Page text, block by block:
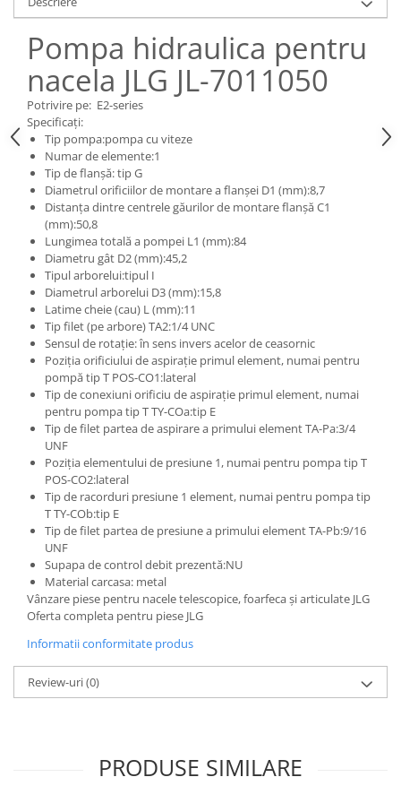
Fulie
Turbosuflanta
Diverse piese motor
Furtune si conducte
Injectoare
Chiuloasa
Vibrochen - ax came - arbore cotit
Camasa piston
Segmenti motor
Termoflot
Cablu acceleratie
Senzori de presiune ulei
Vaporizatoare
Radiatoare AC
Piese frana
Discuri de frana
Etrieri
Placute de frana
Pompa de frana - cilindru de frana
Frana utilaje
Supapa franare
Kit reparatii
Cabluri frana
Rezervor lichid de frana
Lichid de frana
Antigel frane
Piese fara categorie
Sepci
Garnituri utilaje
Piese Nifty Lift
Piese Grove
Piese motor Perkins
Piese Deutz Fahr
Piese Atlas Copco
Piese Hitachi
Piese Vermeer
Piese Gehl
Piese Socage
Piese Kaeser
Piese Wacker Neuson
Piese David Brown
Piese Mc Cormick
Piese Lamborghini
Piese Same
Piese Renault
Piese Hurlimann
Piese Zetor
Piese Weidemann
Piese Ausa
Piese Sennebogen
Piese Still
Piese Timberjack
Piese Valmet Valtra
Piese Zeppelin
Pompa hidraulica pentru
nacela JLG JL-7011050
Potrivire pe: E2-series
Specificați:
Tip pompa:pompa cu viteze
Numar de elemente:1
Tip de flanșă: tip G
Diametrul orificiilor de montare a flanșei D1 (mm):8,7
Distanța dintre centrele găurilor de montare flanșă C1
(mm):50,8
Lungimea totală a pompei L1 (mm):84
Diametru gât D2 (mm):45,2
Tipul arborelui:tipul I
Diametrul arborelui D3 (mm):15,8
Latime cheie (cau) L (mm):11
Tip filet (pe arbore) TA2:1/4 UNC
Sensul de rotație: în sens invers acelor de ceasornic
Poziția orificiului de aspirație primul element, numai pentru
pompă tip T POS-CO1:lateral
Tip de conexiuni orificiu de aspirație primul element, numai
pentru pompa tip T TY-COa:tip E
Tip de filet partea de aspirare a primului element TA-Pa:3/4
UNF
Poziția elementului de presiune 1, numai pentru pompa tip T
POS-CO2:lateral
Tip de racorduri presiune 1 element, numai pentru pompa tip
T TY-COb:tip E
Tip de filet partea de presiune a primului element TA-Pb:9/16
UNF
Supapa de control debit prezentă:NU
Material carcasa: metal
Vânzare piese pentru nacele telescopice, foarfeca și articulate JLG
Oferta completa pentru piese JLG
Informatii conformitate produs
Review-uri(0)
PRODUSE SIMILARE